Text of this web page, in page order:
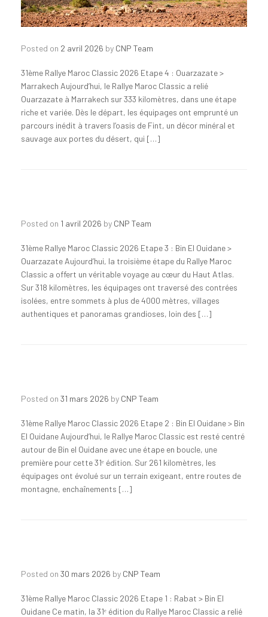
Posted on 2 avril 2026 by CNP Team
31ème Rallye Maroc Classic 2026 Etape 4 : Ouarzazate >
Marrakech Aujourd’hui, le Rallye Maroc Classic a relié
Ouarzazate à Marrakech sur 333 kilomètres, dans une étape
riche et variée. Dès le départ, les équipages ont emprunté un
parcours inédit à travers l’oasis de Fint, un décor minéral et
sauvage aux portes du désert, qui […]
Posted on 1 avril 2026 by CNP Team
31ème Rallye Maroc Classic 2026 Etape 3 : Bin El Ouidane >
Ouarzazate Aujourd’hui, la troisième étape du Rallye Maroc
Classic a offert un véritable voyage au cœur du Haut Atlas.
Sur 318 kilomètres, les équipages ont traversé des contrées
isolées, entre sommets à plus de 4000 mètres, villages
authentiques et panoramas grandioses, loin des […]
Posted on 31 mars 2026 by CNP Team
31ème Rallye Maroc Classic 2026 Etape 2 : Bin El Ouidane > Bin
El Ouidane Aujourd’hui, le Rallye Maroc Classic est resté centré
autour de Bin el Ouidane avec une étape en boucle, une
première pour cette 31ᵉ édition. Sur 261 kilomètres, les
équipages ont évolué sur un terrain exigeant, entre routes de
montagne, enchaînements […]
Posted on 30 mars 2026 by CNP Team
31ème Rallye Maroc Classic 2026 Etape 1 : Rabat > Bin El
Ouidane Ce matin, la 31ᵉ édition du Rallye Maroc Classic a relié